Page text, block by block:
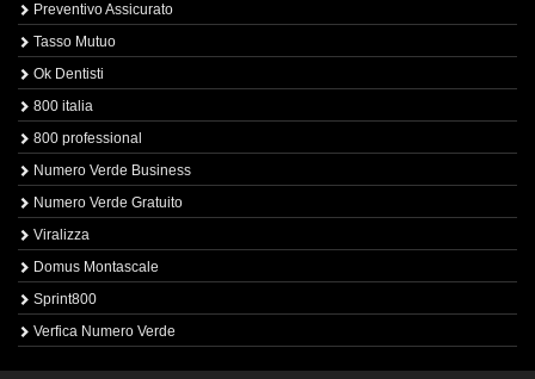
Preventivo Assicurato
Tasso Mutuo
Ok Dentisti
800 italia
800 professional
Numero Verde Business
Numero Verde Gratuito
Viralizza
Domus Montascale
Sprint800
Verfica Numero Verde